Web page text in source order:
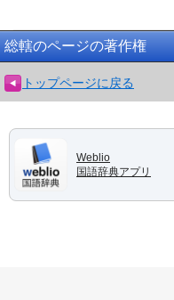
総轄のページの著作権
トップページに戻る
Weblio
国語辞典アプリ